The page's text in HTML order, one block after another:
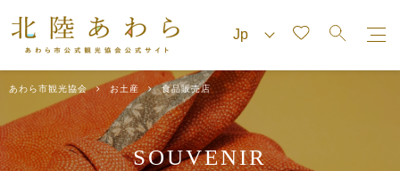
あわら市観光協会 お土産 食品販売店
SOUVENIR